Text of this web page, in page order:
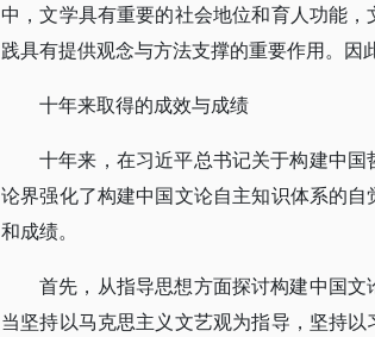
中，文学具有重要的社会地位和育人功能
践具有提供观念与方法支撑的重要作用。因
十年来取得的成效与成绩
十年来，在习近平总书记关于构建中
论界强化了构建中国文论自主知识体系的
和成绩。
首先，从指导思想方面探讨构建中国
当坚持以马克思主义文艺观为指导，坚持